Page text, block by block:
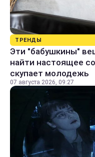
ТРЕНДЫ
Эти "бабушкины"
найти настоящее
скупает молодежь
07 августа 2026, 09:27